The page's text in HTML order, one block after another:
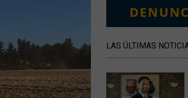
LAS ÚLTIMAS